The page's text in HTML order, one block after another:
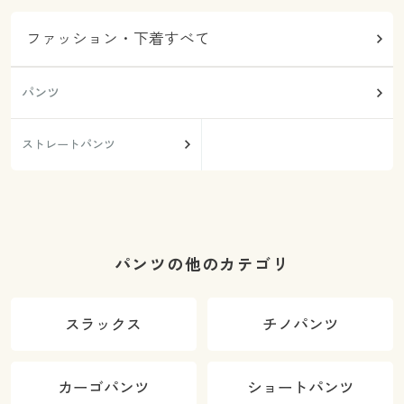
ファッション・下着すべて
パンツ
ストレートパンツ
パンツの他のカテゴリ
スラックス チノパンツ
カーゴパンツ ショートパンツ